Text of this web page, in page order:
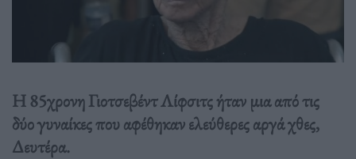
Η 85χρονη Γιοτσεβέντ Λίφσιτς ήταν μια από τις
δύο γυναίκες που αφέθηκαν ελεύθερες αργά χθες,
Δευτέρα.